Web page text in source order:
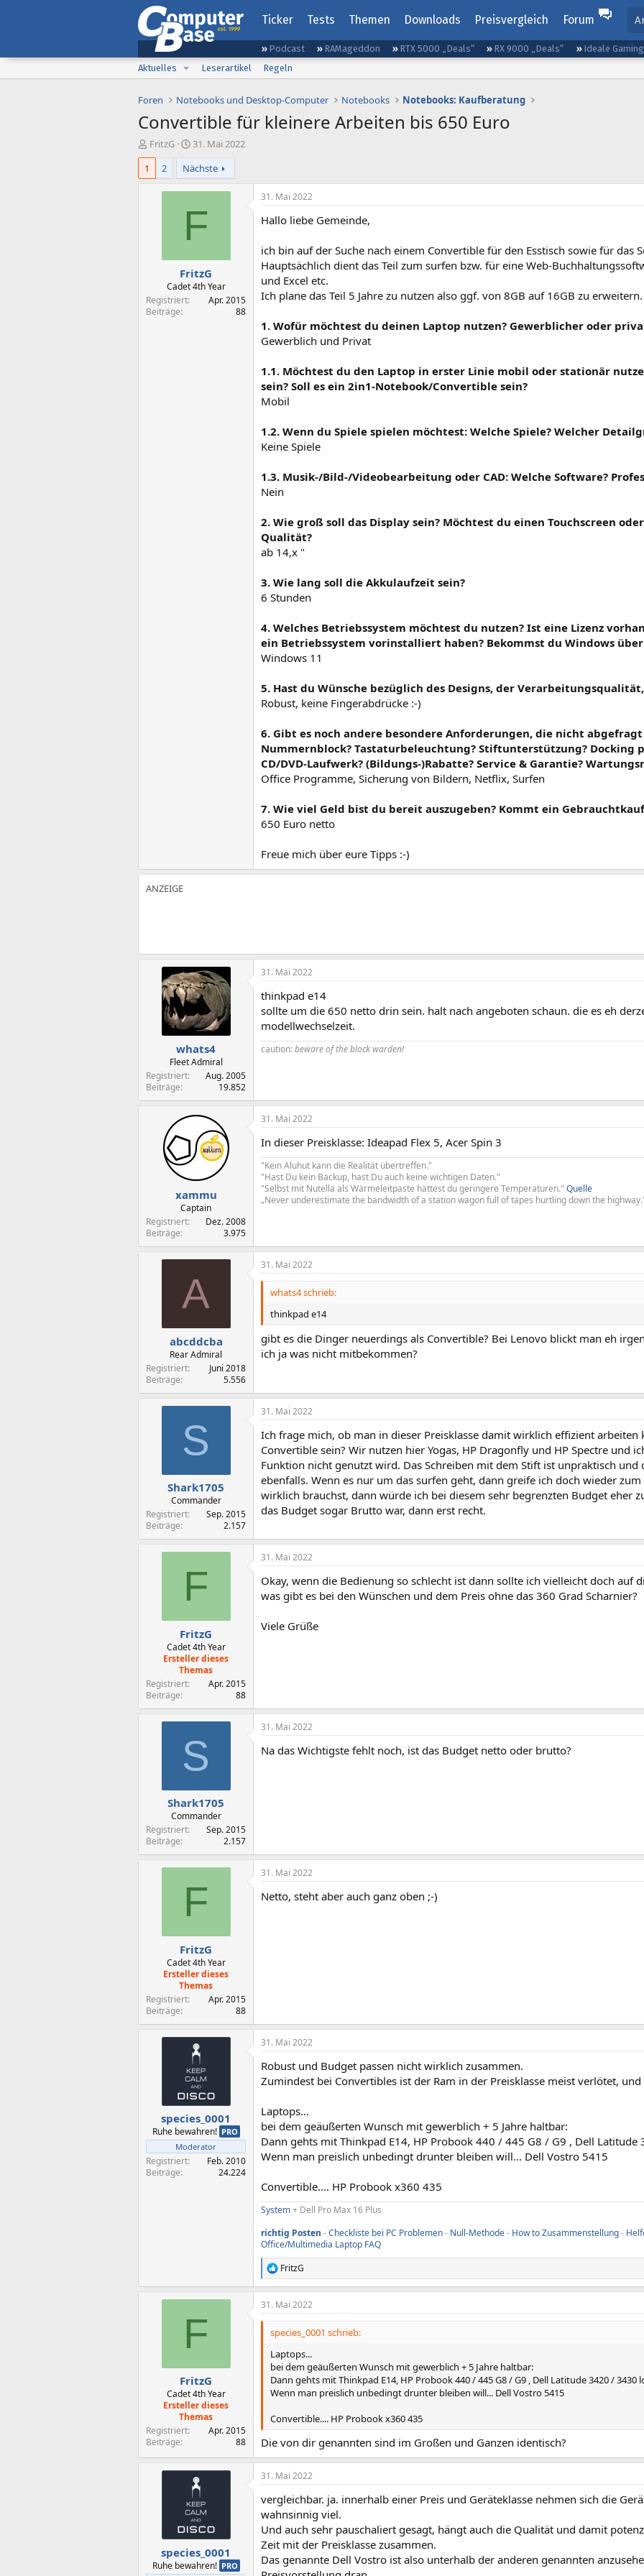
Ticker Tests Themen Downloads Preisvergleich Forum
Podcast RAMageddon RTX 5000 „Deals“ RX 9000 „Deals“ Ideale
Aktuelles
Leserartikel Regeln
Foren Notebooks und Desktop-Computer Notebooks Notebooks: Kaufberatung
Convertible für kleinere Arbeiten bis 650 Euro
E
r
t
FritzG
E
r
s
t
e
m
31. Mai 2022
1
2 Nächste
F
FritzG
Cadet 4th Year
Registriert
Apr. 2015
Beiträge
88
31. Mai 2022
Hallo liebe Gemeinde,
ich bin auf der Suche nach einem Convertible für den Esstisch sowie für das
Hauptsächlich dient das Teil zum surfen bzw. für eine Web-
und Excel etc.
Ich plane das Teil 5 Jahre zu nutzen also ggf. von 8GB auf 16GB zu erweitern.
1. Wofür möchtest du deinen Laptop nutzen? Gewerblicher oder
Gewerblich und Privat
1.1. Möchtest du den Laptop in erster Linie mobil oder stationär
sein? Soll es ein 2in1-Notebook/Convertible sein?
Mobil
1.2. Wenn du Spiele spielen möchtest: Welche Spiele? Welcher
Keine Spiele
1.3. Musik-/Bild-/Videobearbeitung oder CAD: Welche Software?
Nein
2. Wie groß soll das Display sein? Möchtest du einen Touchscreen
Qualität?
ab 14,x "
3. Wie lang soll die Akkulaufzeit sein?
6 Stunden
4. Welches Betriebssystem möchtest du nutzen? Ist eine Lizenz
ein Betriebssystem vorinstalliert haben? Bekommst du Windows
Windows 11
5. Hast du Wünsche bezüglich des Designs, der
Robust, keine Fingerabdrücke :-)
6. Gibt es noch andere besondere Anforderungen, die nicht
Nummernblock? Tastaturbeleuchtung? Stiftunterstützung? Docking
CD/DVD-Laufwerk? (Bildungs-)Rabatte? Service & Garantie?
Office Programme, Sicherung von Bildern, Netflix, Surfen
7. Wie viel Geld bist du bereit auszugeben? Kommt ein
650 Euro netto
Freue mich über eure Tipps :-)
whats4
Fleet Admiral
Registriert
Aug. 2005
Beiträge
19.852
31. Mai 2022
thinkpad e14
sollte um die 650 netto drin sein. halt nach angeboten schaun. die es eh
modellwechselzeit.
caution:beware of the block warden!
xammu
Captain
Registriert
Dez. 2008
Beiträge
3.975
31. Mai 2022
In dieser Preisklasse: Ideapad Flex 5, Acer Spin 3
"Kein Aluhut kann die Realität übertreffen."
"Hast Du kein Backup, hast Du auch keine wichtigen Daten."
"Selbst mit Nutella als Wärmeleitpaste hättest du geringere Temperaturen." Quelle
„Never underestimate the bandwidth of a station wagon full of tapes hurtling down the
A
abcddcba
Rear Admiral
Registriert
Juni 2018
Beiträge
5.556
31. Mai 2022
whats4 schrieb:
thinkpad e14
gibt es die Dinger neuerdings als Convertible? Bei Lenovo blickt man eh
ich ja was nicht mitbekommen?
S
Shark1705
Commander
Registriert
Sep. 2015
Beiträge
2.157
31. Mai 2022
Ich frage mich, ob man in dieser Preisklasse damit wirklich effizient arbeiten
Convertible sein? Wir nutzen hier Yogas, HP Dragonfly und HP Spectre und
Funktion nicht genutzt wird. Das Schreiben mit dem Stift ist unpraktisch und
ebenfalls. Wenn es nur um das surfen geht, dann greife ich doch wieder
wirklich brauchst, dann würde ich bei diesem sehr begrenzten Budget eher
das Budget sogar Brutto war, dann erst recht.
F
FritzG
Cadet 4th Year
Ersteller dieses
Themas
Registriert
Apr. 2015
Beiträge
88
31. Mai 2022
Okay, wenn die Bedienung so schlecht ist dann sollte ich vielleicht doch auf
was gibt es bei den Wünschen und dem Preis ohne das 360 Grad Scharnier?
Viele Grüße
S
Shark1705
Commander
Registriert
Sep. 2015
Beiträge
2.157
31. Mai 2022
Na das Wichtigste fehlt noch, ist das Budget netto oder brutto?
F
FritzG
Cadet 4th Year
Ersteller dieses
Themas
Registriert
Apr. 2015
Beiträge
88
31. Mai 2022
Netto, steht aber auch ganz oben ;-)
species_0001
Ruhe bewahren! PRO
Moderator
Registriert
Feb. 2010
Beiträge
24.224
31. Mai 2022
Robust und Budget passen nicht wirklich zusammen.
Zumindest bei Convertibles ist der Ram in der Preisklasse meist verlötet,
Laptops...
bei dem geäußerten Wunsch mit gewerblich + 5 Jahre haltbar:
Dann gehts mit Thinkpad E14, HP Probook 440 / 445 G8 / G9 , Dell Latitude
Wenn man preislich unbedingt drunter bleiben will... Dell Vostro 5415
Convertible.... HP Probook x360 435
System+ Dell Pro Max 16 Plus
richtig Posten -Checkliste bei PC Problemen- Null-Methode- How to Zusammenstellung-
Office/Multimedia Laptop FAQ
R
e
a
k
t
FritzG
F
FritzG
Cadet 4th Year
Ersteller dieses
Themas
Registriert
Apr. 2015
Beiträge
88
31. Mai 2022
species_0001 schrieb:
Laptops...
bei dem geäußerten Wunsch mit gewerblich + 5 Jahre haltbar:
Dann gehts mit Thinkpad E14, HP Probook 440 / 445 G8 / G9 , Dell Latitude 3420 / 3430
Wenn man preislich unbedingt drunter bleiben will... Dell Vostro 5415
Convertible.... HP Probook x360 435
Die von dir genannten sind im Großen und Ganzen identisch?
species_0001
Ruhe bewahren! PRO
31. Mai 2022
vergleichbar. ja. innerhalb einer Preis und Geräteklasse nehmen sich die
wahnsinnig viel.
Und auch sehr pauschaliert gesagt, hängt auch die Qualität und damit
Zeit mit der Preisklasse zusammen.
Das genannte Dell Vostro ist also unterhalb der anderen genannten